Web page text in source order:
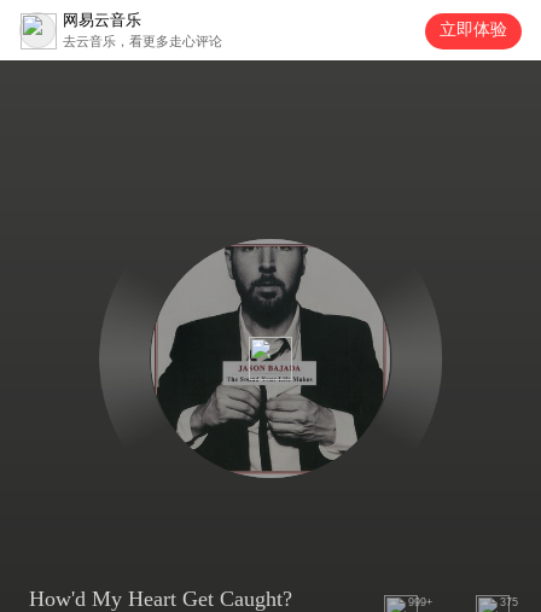
网易云音乐
去云音乐，看更多走心评论
立即体验
How'd My Heart Get Caught? 999+ 375